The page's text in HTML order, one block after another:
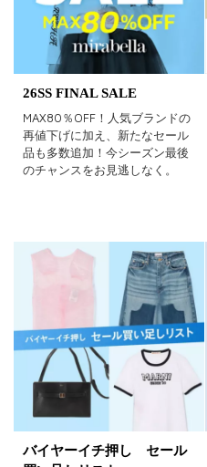
パープル グリ
ゴールド シル
26SS FINAL SALE
MAX80％OFF！人気ブランドの
再値下げに加え、新たなセール
品も多数追加！今シーズン最後
のチャンスをお見逃しなく。
バイヤーイチ押し セール